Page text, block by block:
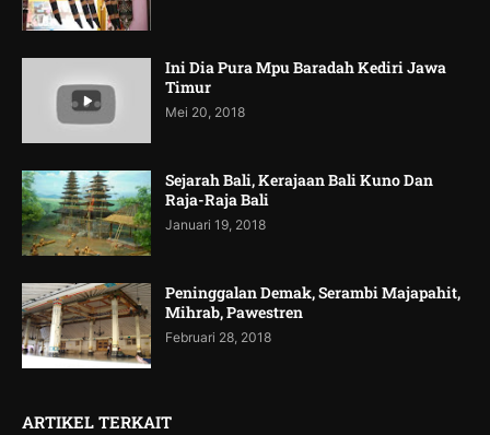
Ini Dia Pura Mpu Baradah Kediri Jawa
Timur
Mei 20, 2018
Sejarah Bali, Kerajaan Bali Kuno Dan
Raja-Raja Bali
Januari 19, 2018
Peninggalan Demak, Serambi Majapahit,
Mihrab, Pawestren
Februari 28, 2018
ARTIKEL TERKAIT